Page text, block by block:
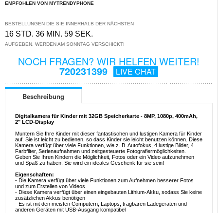
EMPFOHLEN VON MYTRENDYPHONE
BESTELLUNGEN DIE SIE INNERHALB DER NÄCHSTEN
16 STD. 36 MIN. 58 SEK.
AUFGEBEN, WERDEN AM SONNTAG VERSCHICKT!
NOCH FRAGEN? WIR HELFEN WEITER!
720231399 LIVE CHAT
Beschreibung
Digitalkamera für Kinder mit 32GB Speicherkarte - 8MP, 1080p, 400mAh,
2" LCD-Display
Muntern Sie Ihre Kinder mit dieser fantastischen und lustigen Kamera für Kinder
auf. Sie ist leicht zu bedienen, so dass Kinder sie leicht benutzen können. Diese
Kamera verfügt über viele Funktionen, wie z. B. Autofokus, 4 lustige Bilder, 4
Farbfilter, Serienaufnahmen und zeitgesteuerte Fotografiermöglichkeiten.
Geben Sie Ihren Kindern die Möglichkeit, Fotos oder ein Video aufzunehmen
und Spaß zu haben. Sie wird ein ideales Geschenk für sie sein!
Eigenschaften:
- Die Kamera verfügt über viele Funktionen zum Aufnehmen besserer Fotos
und zum Erstellen von Videos
- Diese Kamera verfügt über einen eingebauten Lithium-Akku, sodass Sie keine
zusätzlichen Akkus benötigen
- Es ist mit den meisten Computern, Laptops, tragbaren Ladegeräten und
anderen Geräten mit USB-Ausgang kompatibel